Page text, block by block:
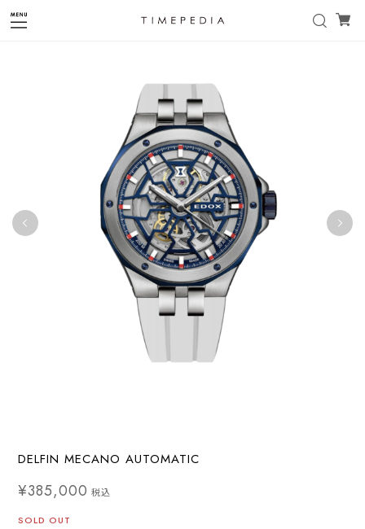
DELFIN MECANO AUTOMATIC
¥385,000 税込
SOLD OUT